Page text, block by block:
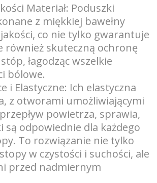
Materiał: Poduszki
z miękkiej bawełny
co nie tylko gwarantuje
również skuteczną ochronę
łagodząc wszelkie
bólowe.
i Elastyczne: Ich elastyczna
z otworami umożliwiającymi
powietrza, sprawia,
są odpowiednie dla każdego
To rozwiązanie nie tylko
w czystości i suchości, ale
przed nadmiernym